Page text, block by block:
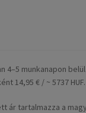
4–5 munkanapon
14,95 € / ~ 5737 HUF.
ár tartalmazza a